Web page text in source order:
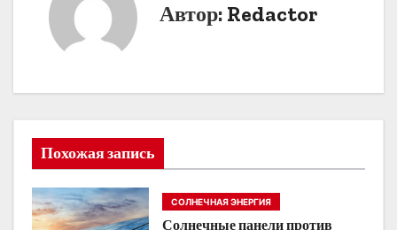
и
я
п
Автор: Redactor
Похожая запись
СОЛНЕЧНАЯ ЭНЕРГИЯ
Солнечные панели против